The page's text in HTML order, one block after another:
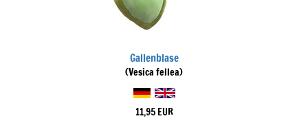
Gallenblase
(Vesica fellea)
11,95 EUR